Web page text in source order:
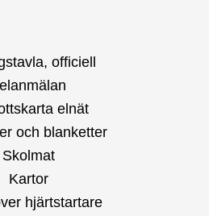
officiell
elnät
och blanketter
Skolmat
Kartor
hjärtstartare